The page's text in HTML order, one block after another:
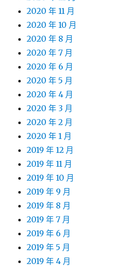
2020 年 11 月
2020 年 10 月
2020 年 8 月
2020 年 7 月
2020 年 6 月
2020 年 5 月
2020 年 4 月
2020 年 3 月
2020 年 2 月
2020 年 1 月
2019 年 12 月
2019 年 11 月
2019 年 10 月
2019 年 9 月
2019 年 8 月
2019 年 7 月
2019 年 6 月
2019 年 5 月
2019 年 4 月